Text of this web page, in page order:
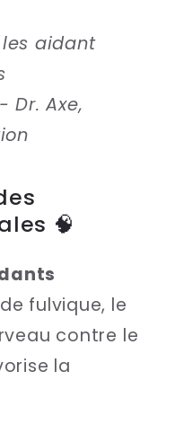
aidant
-Dr. Axe,
🧠
fulvique, le
contre le
la